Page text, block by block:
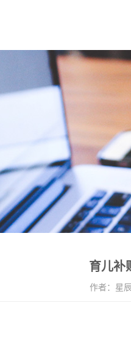
育儿补
作者： 星